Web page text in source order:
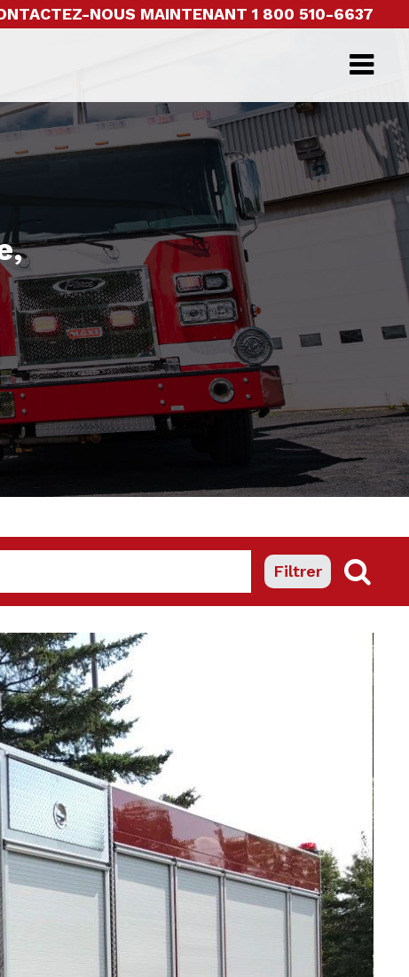
NOUS MAINTENANT 1 800 510-6637
Filtrer